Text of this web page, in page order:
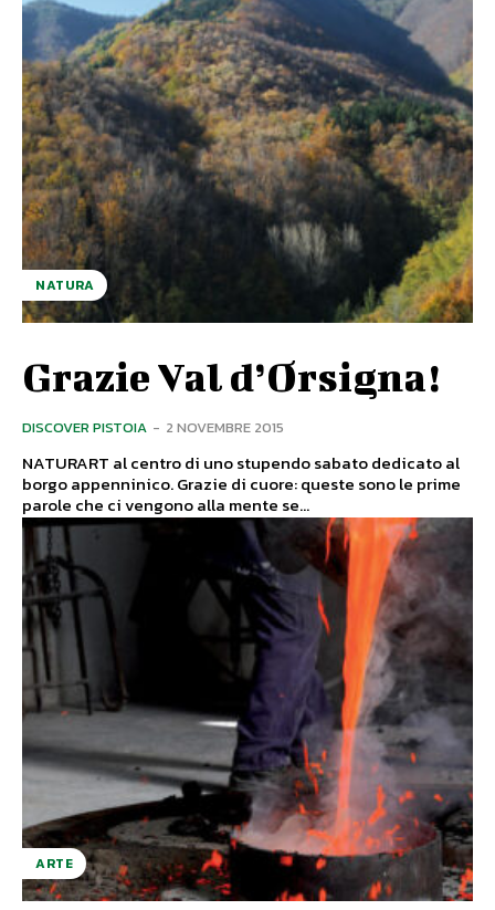
NATURA
Grazie Val d’Orsigna!
DISCOVER PISTOIA - 2 NOVEMBRE 2015
NATURART al centro di uno stupendo sabato dedicato al
borgo appenninico. Grazie di cuore: queste sono le prime
parole che ci vengono alla mente se...
ARTE